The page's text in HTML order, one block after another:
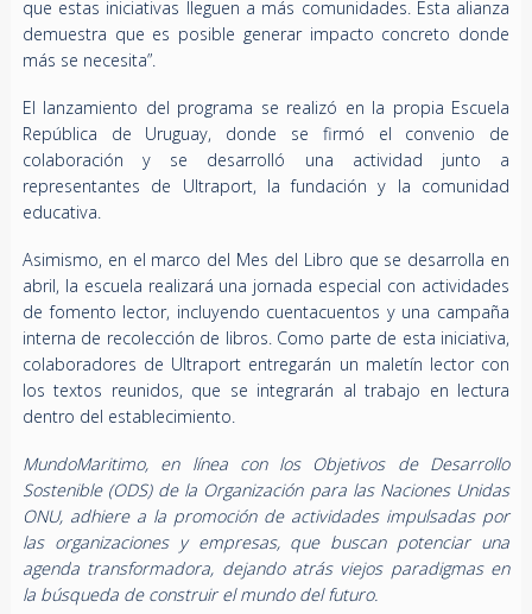
que estas iniciativas lleguen a más comunidades. Esta alianza
demuestra que es posible generar impacto concreto donde
más se necesita”.
El lanzamiento del programa se realizó en la propia Escuela
República de Uruguay, donde se firmó el convenio de
colaboración y se desarrolló una actividad junto a
representantes de Ultraport, la fundación y la comunidad
educativa.
Asimismo, en el marco del Mes del Libro que se desarrolla en
abril, la escuela realizará una jornada especial con actividades
de fomento lector, incluyendo cuentacuentos y una campaña
interna de recolección de libros. Como parte de esta iniciativa,
colaboradores de Ultraport entregarán un maletín lector con
los textos reunidos, que se integrarán al trabajo en lectura
dentro del establecimiento.
MundoMaritimo, en línea con los Objetivos de Desarrollo
Sostenible (ODS) de la Organización para las Naciones Unidas
ONU, adhiere a la promoción de actividades impulsadas por
las organizaciones y empresas, que buscan potenciar una
agenda transformadora, dejando atrás viejos paradigmas en
la búsqueda de construir el mundo del futuro.